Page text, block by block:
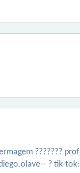
???????
? tik-